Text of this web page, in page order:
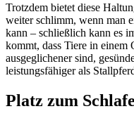
Trotzdem bietet diese
weiter schlimm, wenn man
kann – schließlich kann es
kommt, dass Tiere in einem
ausgeglichener sind,
leistungsfähiger als
Platz zum